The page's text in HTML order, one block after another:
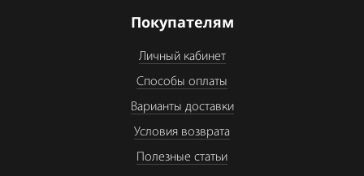
Покупателям
Личный кабинет
Способы оплаты
Варианты доставки
Условия возврата
Полезные статьи